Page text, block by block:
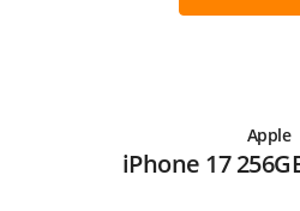
Apple
iPhone 17